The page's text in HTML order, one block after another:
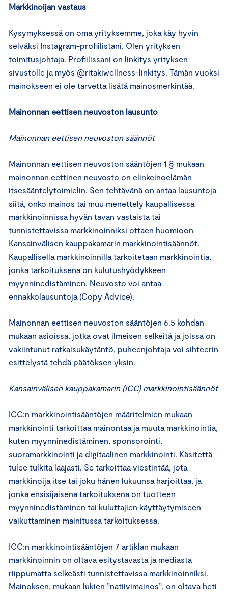
Markkinoijan vastaus
Kysymyksessä on oma yrityksemme, joka käy hyvin
selväksi Instagram-profiilistani. Olen yrityksen
toimitusjohtaja. Profiilissani on linkitys yrityksen
sivustolle ja myös @ritakiwellness-linkitys. Tämän vuoksi
mainokseen ei ole tarvetta lisätä mainosmerkintää.
Mainonnan eettisen neuvoston lausunto
Mainonnan eettisen neuvoston säännöt
Mainonnan eettisen neuvoston sääntöjen 1 § mukaan
mainonnan eettinen neuvosto on elinkeinoelämän
itsesääntelytoimielin. Sen tehtävänä on antaa lausuntoja
siitä, onko mainos tai muu menettely kaupallisessa
markkinoinnissa hyvän tavan vastaista tai
tunnistettavissa markkinoinniksi ottaen huomioon
Kansainvälisen kauppakamarin markkinointisäännöt.
Kaupallisella markkinoinnilla tarkoitetaan markkinointia,
jonka tarkoituksena on kulutushyödykkeen
myynninedistäminen. Neuvosto voi antaa
ennakkolausuntoja (Copy Advice).
Mainonnan eettisen neuvoston sääntöjen 6.5 kohdan
mukaan asioissa, jotka ovat ilmeisen selkeitä ja joissa on
vakiintunut ratkaisukäytäntö, puheenjohtaja voi sihteerin
esittelystä tehdä päätöksen yksin.
Kansainvälisen kauppakamarin (ICC) markkinointisäännöt
ICC:n markkinointisääntöjen määritelmien mukaan
markkinointi tarkoittaa mainontaa ja muuta markkinointia,
kuten myynninedistäminen, sponsorointi,
suoramarkkinointi ja digitaalinen markkinointi. Käsitettä
tulee tulkita laajasti. Se tarkoittaa viestintää, jota
markkinoija itse tai joku hänen lukuunsa harjoittaa, ja
jonka ensisijaisena tarkoituksena on tuotteen
myynninedistäminen tai kuluttajien käyttäytymiseen
vaikuttaminen mainitussa tarkoituksessa.
ICC:n markkinointisääntöjen 7 artiklan mukaan
markkinoinnin on oltava esitystavasta ja mediasta
riippumatta selkeästi tunnistettavissa markkinoinniksi.
Mainoksen, mukaan lukien ”natiivimainos”, on oltava heti